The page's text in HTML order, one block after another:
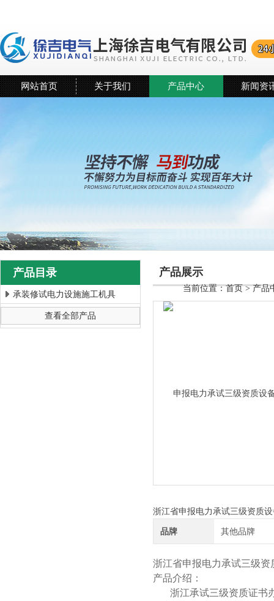
上海徐吉电气有限公司
网站首页 关于我们 产品中心 新闻资
产品目录
承装修试电力设施施工机具
查看全部产品
产品展示
当前位置：首页>产品
浙江省申报电力承试三级资质
品牌 其他品牌
浙江省申报电力承试三级
产品介绍：
浙江承试三级资质证书办